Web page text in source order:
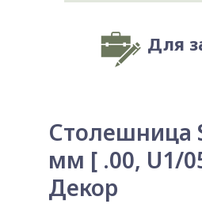
Для
Столешница
мм [ .00, U1/
Декор